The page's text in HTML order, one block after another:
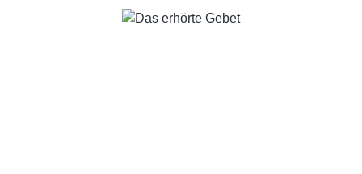
Bildergalerie überspringen